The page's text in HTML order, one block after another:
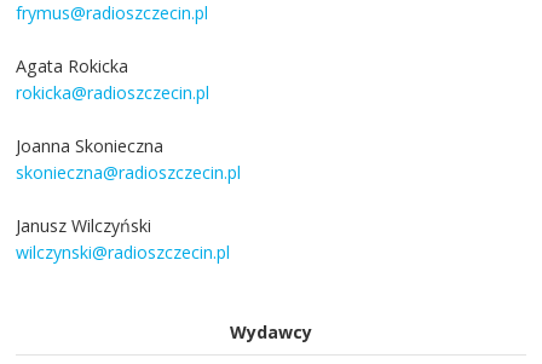
frymus@radioszczecin.pl
Agata Rokicka
rokicka@radioszczecin.pl
Joanna Skonieczna
skonieczna@radioszczecin.pl
Janusz Wilczyński
wilczynski@radioszczecin.pl
Wydawcy